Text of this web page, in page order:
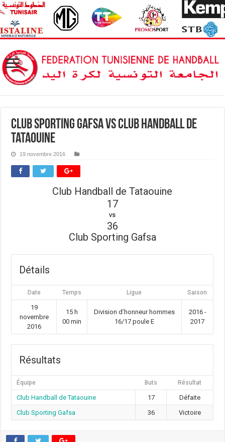
Club Sporting Gafsa vs Club Handball de
Tataouine
19 novembre 2016
Club Handball de Tataouine
17
vs
36
Club Sporting Gafsa
Détails
Date Temps Ligue Saison
19
novembre
2016
15 h
00 min
Division d’honneur hommes
16/17 poule E
2016 -
2017
Résultats
Équipe Buts Résultat
Club Handball de Tataouine 17
Défaite
Club Sporting Gafsa
36 Victoire